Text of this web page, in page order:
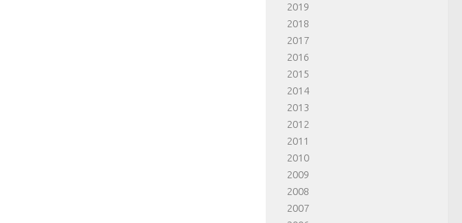
2019
2018
2017
2016
2015
2014
2013
2012
2011
2010
2009
2008
2007